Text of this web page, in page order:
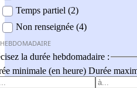
Temps partiel (2)
Non renseignée (4)
la durée hebdomadaire :
minimale (en heure) Durée